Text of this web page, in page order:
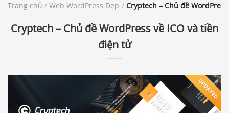
Trang chủ / Web WordPress Đẹp / Cryptech – Chủ đề
Cryptech – Chủ đề WordPress về ICO và tiền
điện tử